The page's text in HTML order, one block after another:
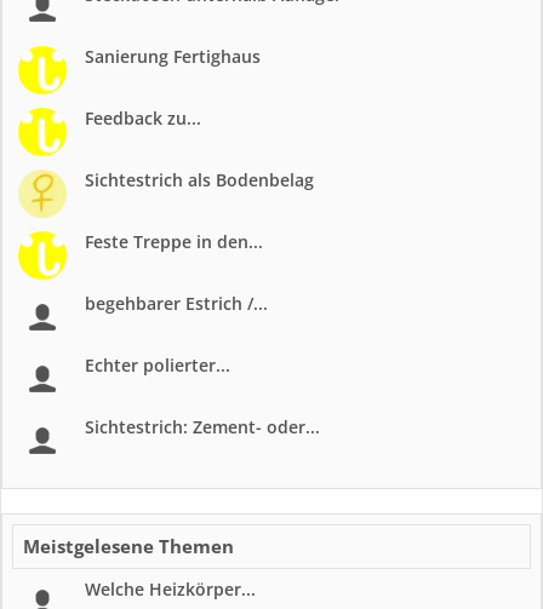
Sanierung Fertighaus
Feedback zu...
Sichtestrich als Bodenbelag
Feste Treppe in den...
begehbarer Estrich /...
Echter polierter...
Sichtestrich: Zement- oder...
Meistgelesene Themen
Welche Heizkörper...